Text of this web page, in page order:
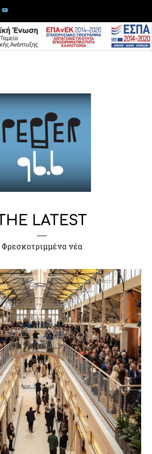
THE LATEST
Φρεσκοτριμμένα νέα